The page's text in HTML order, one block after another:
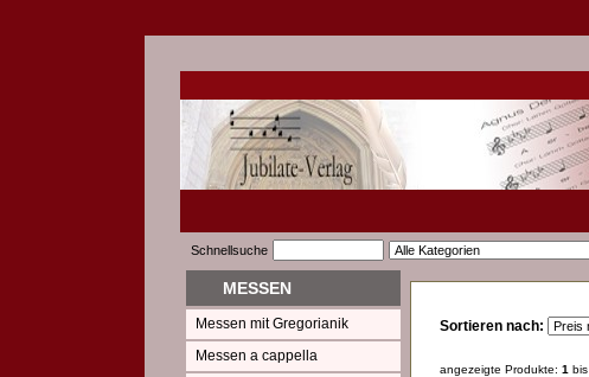
Schnellsuche
MESSEN
Messen mit Gregorianik
Messen a cappella
Sortieren nach:
angezeigte Produkte: 1 bis